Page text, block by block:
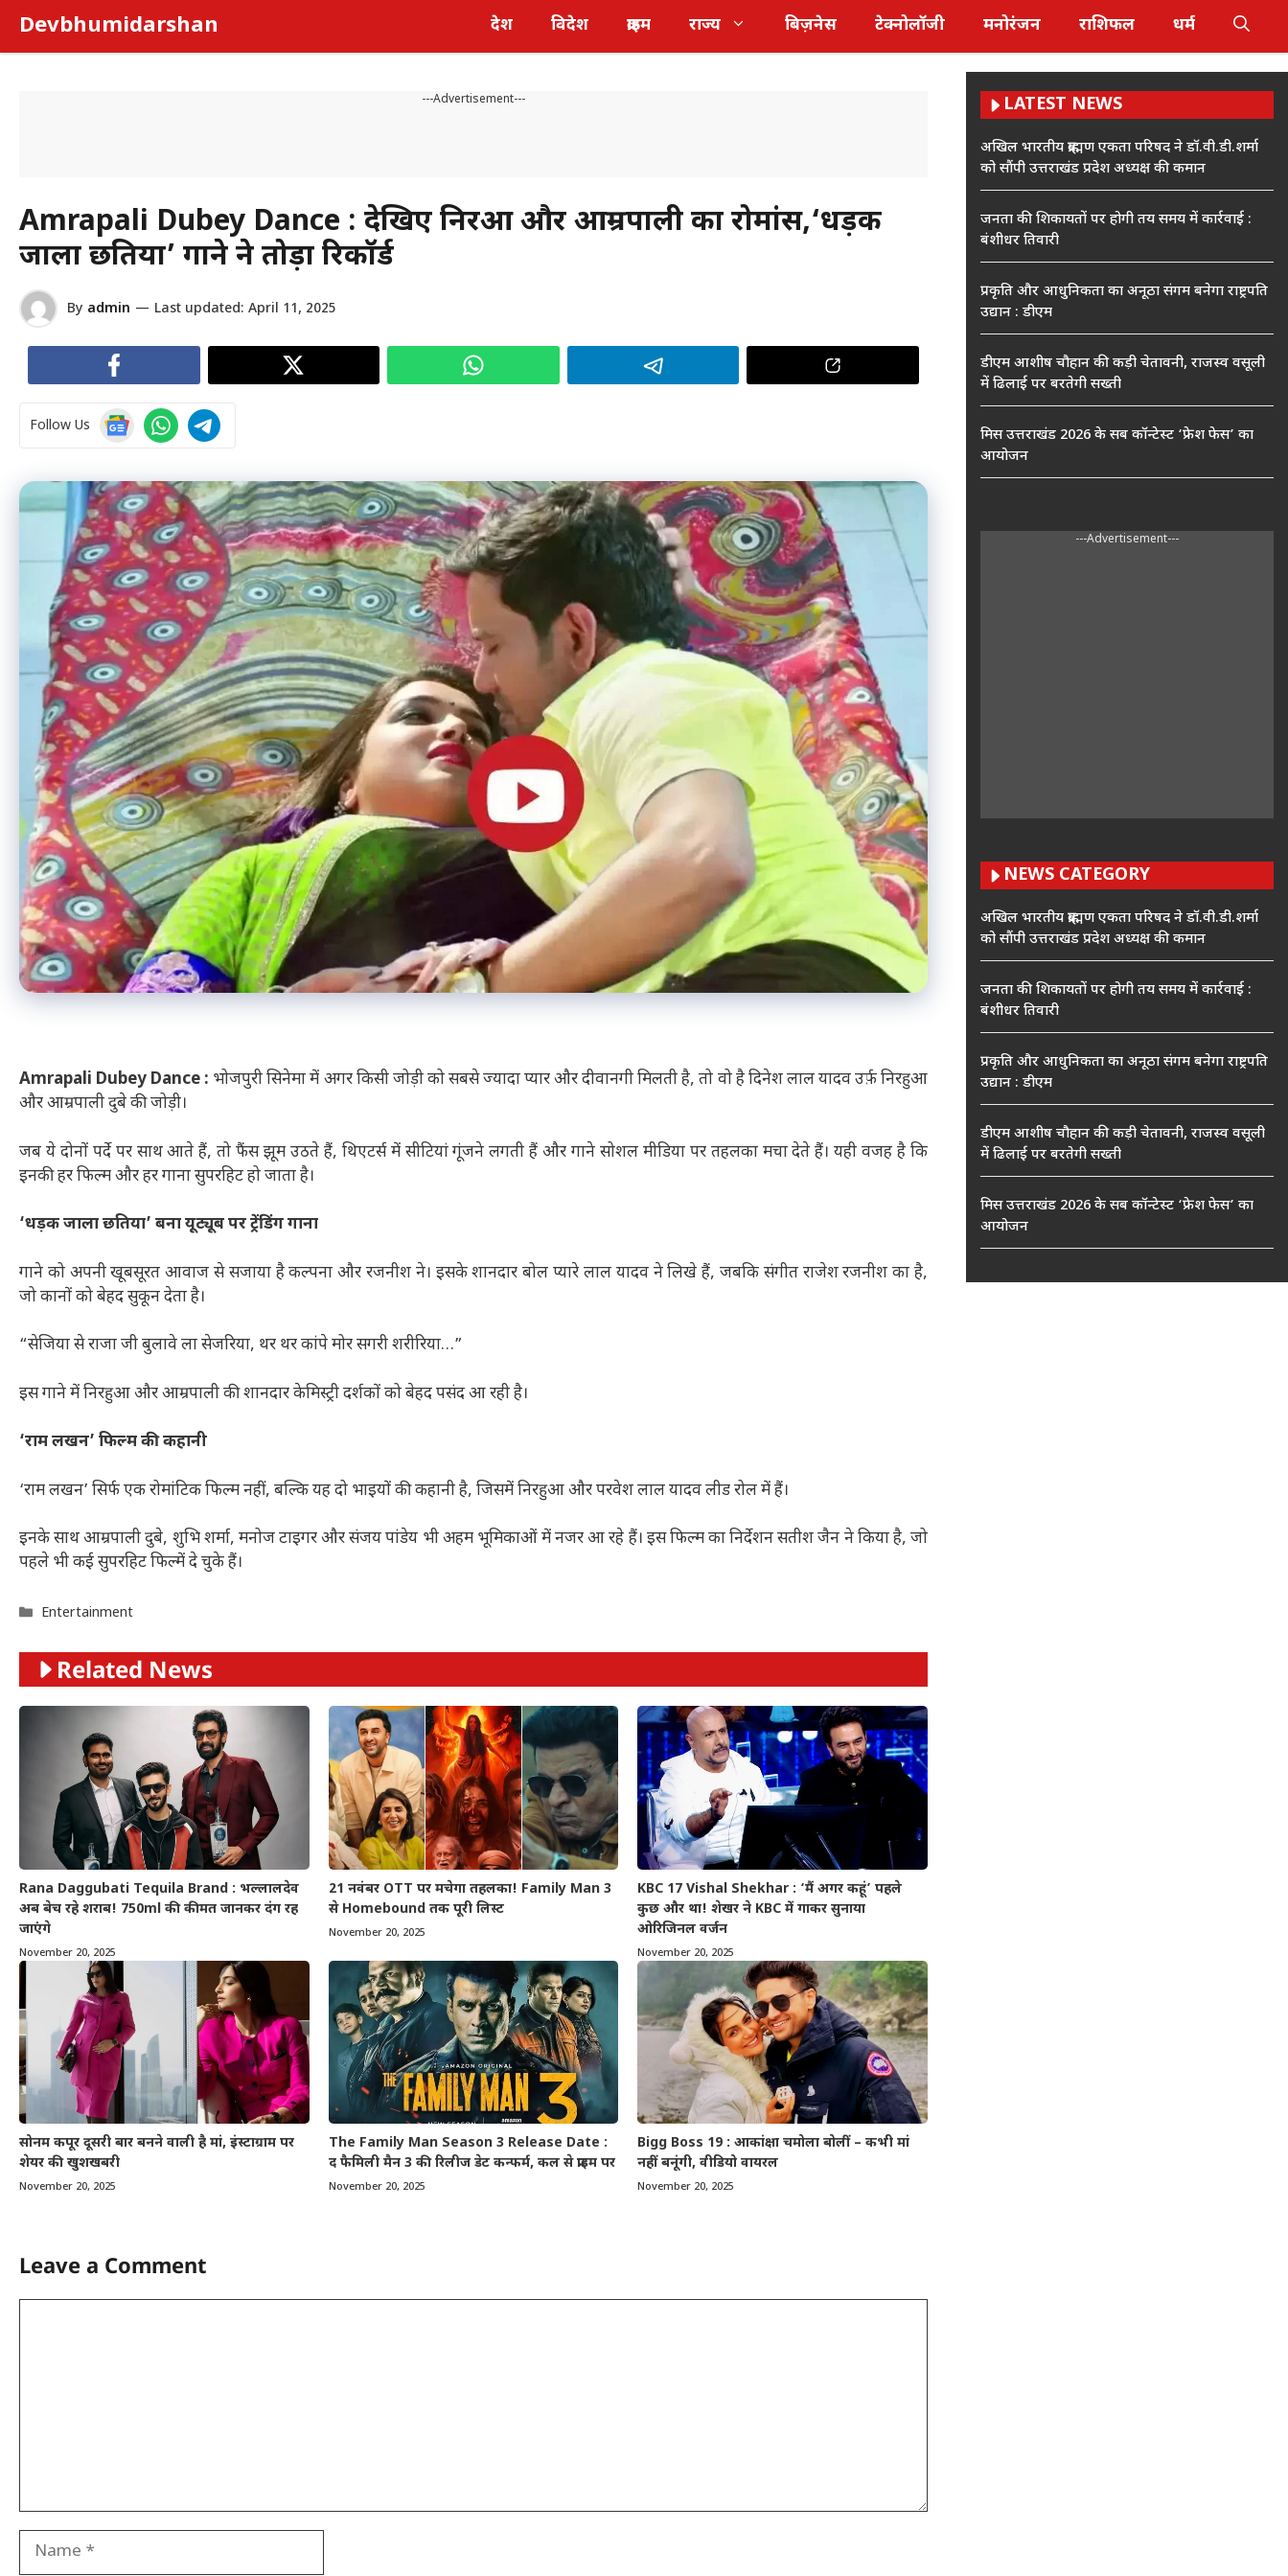
content
Devbhumidarshan देश विदेश क्राइम राज्य बिज़नेस टेक्नोलॉजी मनोरंजन राशिफल धर्म
---Advertisement---
Amrapali Dubey Dance : देखिए निरहुआ और आम्रपाली का रोमांस,‘धड़क
जाला छतिया’ गाने ने तोड़ा रिकॉर्ड
By admin — Last updated: April 11, 2025
Follow Us
Amrapali Dubey Dance : भोजपुरी सिनेमा में अगर किसी जोड़ी को सबसे ज्यादा प्यार और दीवानगी मिलती है, तो वो है दिनेश लाल यादव उर्फ़ निरहुआ
और आम्रपाली दुबे की जोड़ी।
जब ये दोनों पर्दे पर साथ आते हैं, तो फैंस झूम उठते हैं, थिएटर्स में सीटियां गूंजने लगती हैं और गाने सोशल मीडिया पर तहलका मचा देते हैं। यही वजह है कि
इनकी हर फिल्म और हर गाना सुपरहिट हो जाता है।
‘धड़क जाला छतिया’ बना यूट्यूब पर ट्रेंडिंग गाना
गाने को अपनी खूबसूरत आवाज से सजाया है कल्पना और रजनीश ने। इसके शानदार बोल प्यारे लाल यादव ने लिखे हैं, जबकि संगीत राजेश रजनीश का है,
जो कानों को बेहद सुकून देता है।
“सेजिया से राजा जी बुलावे ला सेजरिया, थर थर कांपे मोर सगरी शरीरिया…”
इस गाने में निरहुआ और आम्रपाली की शानदार केमिस्ट्री दर्शकों को बेहद पसंद आ रही है।
‘राम लखन’ फिल्म की कहानी
‘राम लखन’ सिर्फ एक रोमांटिक फिल्म नहीं, बल्कि यह दो भाइयों की कहानी है, जिसमें निरहुआ और परवेश लाल यादव लीड रोल में हैं।
इनके साथ आम्रपाली दुबे, शुभि शर्मा, मनोज टाइगर और संजय पांडेय भी अहम भूमिकाओं में नजर आ रहे हैं। इस फिल्म का निर्देशन सतीश जैन ने किया है, जो
पहले भी कई सुपरहिट फिल्में दे चुके हैं।
Categories
Entertainment
Related News
Rana Daggubati Tequila Brand : भल्लालदेव
अब बेच रहे शराब! 750ml की कीमत जानकर दंग रह
जाएंगे
November 20, 2025
21 नवंबर OTT पर मचेगा तहलका! Family Man 3
से Homebound तक पूरी लिस्ट
November 20, 2025
KBC 17 Vishal Shekhar : ‘मैं अगर कहूं’ पहले
कुछ और था! शेखर ने KBC में गाकर सुनाया
ओरिजिनल वर्जन
November 20, 2025
सोनम कपूर दूसरी बार बनने वाली है मां, इंस्टाग्राम पर
शेयर की खुशखबरी
November 20, 2025
The Family Man Season 3 Release Date :
द फैमिली मैन 3 की रिलीज डेट कन्फर्म, कल से प्राइम पर
November 20, 2025
Bigg Boss 19 : आकांक्षा चमोला बोलीं – कभी मां
नहीं बनूंगी, वीडियो वायरल
November 20, 2025
Leave a Comment
Name
LATEST NEWS
अखिल भारतीय ब्राह्मण एकता परिषद ने डॉ.वी.डी.शर्मा
को सौंपी उत्तराखंड प्रदेश अध्यक्ष की कमान
जनता की शिकायतों पर होगी तय समय में कार्रवाई :
बंशीधर तिवारी
प्रकृति और आधुनिकता का अनूठा संगम बनेगा राष्ट्रपति
उद्यान : डीएम
डीएम आशीष चौहान की कड़ी चेतावनी, राजस्व वसूली
में ढिलाई पर बरतेगी सख्ती
मिस उत्तराखंड 2026 के सब कॉन्टेस्ट ‘फ्रेश फेस’ का
आयोजन
---Advertisement---
NEWS CATEGORY
अखिल भारतीय ब्राह्मण एकता परिषद ने डॉ.वी.डी.शर्मा
को सौंपी उत्तराखंड प्रदेश अध्यक्ष की कमान
जनता की शिकायतों पर होगी तय समय में कार्रवाई :
बंशीधर तिवारी
प्रकृति और आधुनिकता का अनूठा संगम बनेगा राष्ट्रपति
उद्यान : डीएम
डीएम आशीष चौहान की कड़ी चेतावनी, राजस्व वसूली
में ढिलाई पर बरतेगी सख्ती
मिस उत्तराखंड 2026 के सब कॉन्टेस्ट ‘फ्रेश फेस’ का
आयोजन